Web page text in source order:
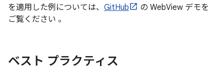
を適用した例については、 GitHub
の WebView デモを
ご覧ください 。
ベスト プラクティス